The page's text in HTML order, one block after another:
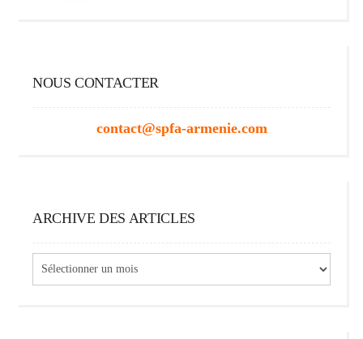
NOUS CONTACTER
contact@spfa-armenie.com
ARCHIVE DES ARTICLES
des